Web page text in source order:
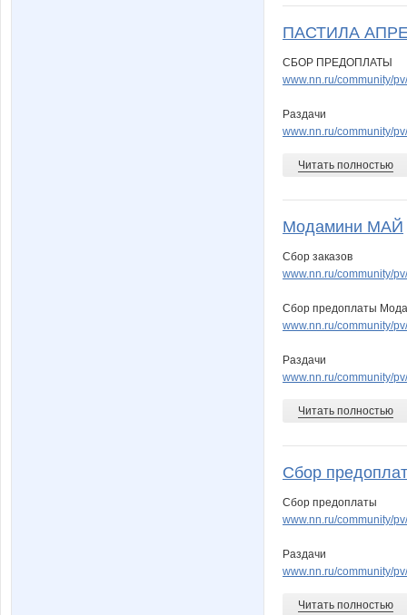
ПАСТИЛА
СБОР ПРЕДОПЛАТЫ
www.nn.ru/community/
Раздачи
www.nn.ru/community/
Читать полностью
Модамини МАЙ
Сбор заказов
www.nn.ru/community/
Сбор предоплаты
www.nn.ru/community/
Раздачи
www.nn.ru/community/
Читать полностью
Сбор
Сбор предоплаты
www.nn.ru/community/
Раздачи
www.nn.ru/community/
Читать полностью